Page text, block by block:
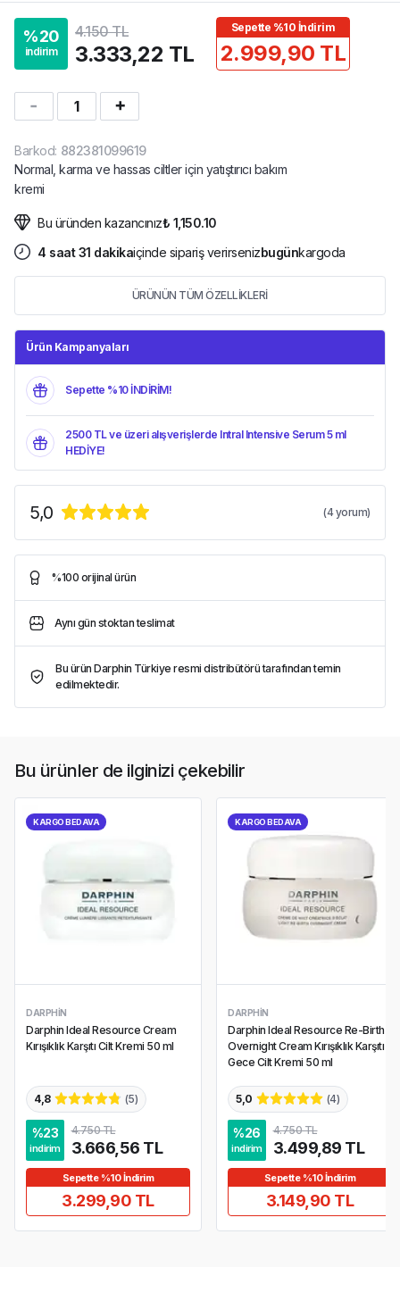
%20
indirim
4.150 TL
3.333,22 TL
Sepette %10 İndirim
2.999,90 TL
1
Barkod: 882381099619
Normal, karma ve hassas ciltler için yatıştırıcı bakım
kremi
Bu üründen kazancınız₺ 1,150.10
4 saat 31 dakikaiçinde sipariş verirsenizbugünkargoda
ÜRÜNÜN TÜM ÖZELLİKLERİ
Ürün Kampanyaları
Sepette %10 İNDİRİM!
2500 TL ve üzeri alışverişlerde Intral Intensive Serum 5 ml
HEDİYE!
5,0 (4yorum)
%100 orijinal ürün
Aynı gün stoktan teslimat
Bu ürün Darphin Türkiye resmi distribütörü tarafından temin
edilmektedir.
Bu ürünler de ilginizi çekebilir
KARGO BEDAVA
DARPHIN
Darphin Ideal Resource Cream
Kırışıklık Karşıtı Cilt Kremi 50 ml
4,8 (5)
%23
indirim
4.750 TL
3.666,56 TL
Sepette %10 İndirim
3.299,90 TL
KARGO BEDAVA
DARPHIN
Darphin Ideal Resource Re-Birth
Overnight Cream Kırışıklık Karşıtı
Gece Cilt Kremi 50 ml
5,0 (4)
%26
indirim
4.750 TL
3.499,89 TL
Sepette %10 İndirim
3.149,90 TL